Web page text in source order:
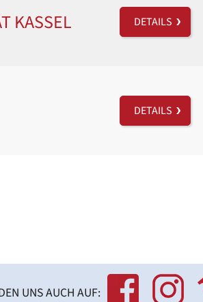
KASSEL DETAILS
DETAILS
UNS AUCH AUF: